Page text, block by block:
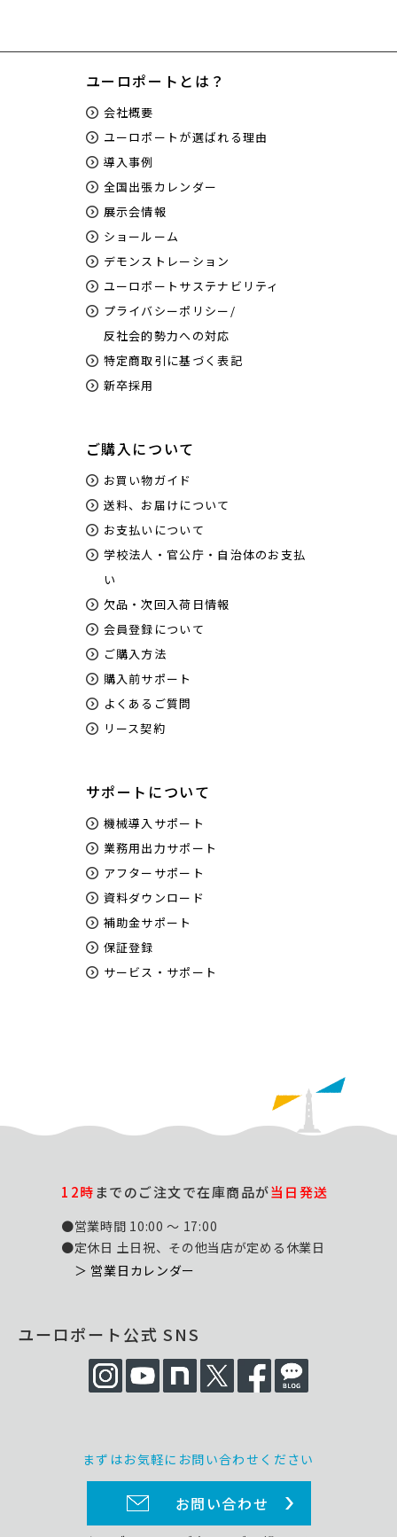
ユーロポートとは？
会社概要
ユーロポートが選ばれる理由
導入事例
全国出張カレンダー
展示会情報
ショールーム
デモンストレーション
ユーロポートサステナビリティ
プライバシーポリシー/
反社会的勢力への対応
特定商取引に基づく表記
新卒採用
ご購入について
お買い物ガイド
送料、お届けについて
お支払いについて
学校法人・官公庁・自治体のお支払
い
欠品・次回入荷日情報
会員登録について
ご購入方法
購入前サポート
よくあるご質問
リース契約
サポートについて
機械導入サポート
業務用出力サポート
アフターサポート
資料ダウンロード
補助金サポート
保証登録
サービス・サポート
12時までのご注文で在庫商品が当日発送
●営業時間 10:00 ～ 17:00
●定休日 土日祝、その他当店が定める休業日
＞ 営業日カレンダー
ユーロポート公式 SNS
まずはお気軽にお問い合わせください
お問い合わせ